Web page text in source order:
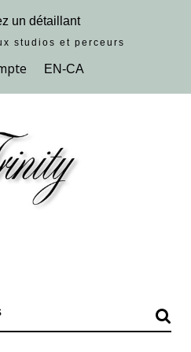
un détaillant
studios et perceurs